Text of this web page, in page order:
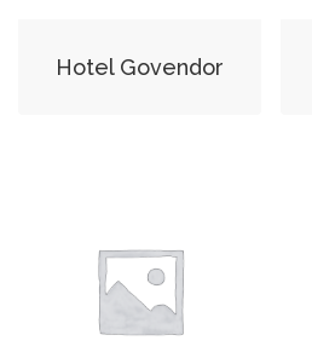
Hotel Govendor